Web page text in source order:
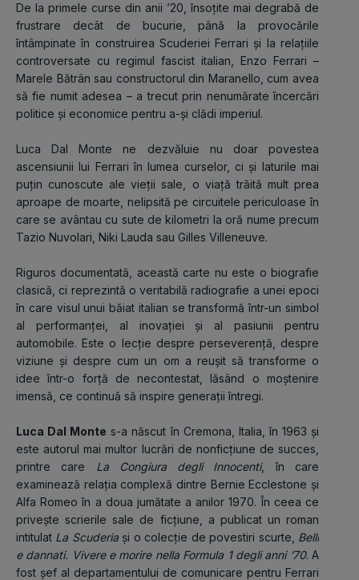
De la primele curse din anii ʼ20, însoțite mai degrabă de
frustrare decât de bucurie, până la provocările
întâmpinate în construirea Scuderiei Ferrari și la relațiile
controversate cu regimul fascist italian, Enzo Ferrari –
Marele Bătrân sau constructorul din Maranello, cum avea
să fie numit adesea – a trecut prin nenumărate încercări
politice și economice pentru a-și clădi imperiul.
Luca Dal Monte ne dezvăluie nu doar povestea
ascensiunii lui Ferrari în lumea curselor, ci și laturile mai
puțin cunoscute ale vieții sale, o viață trăită mult prea
aproape de moarte, nelipsită pe circuitele periculoase în
care se avântau cu sute de kilometri la oră nume precum
Tazio Nuvolari, Niki Lauda sau Gilles Villeneuve.
Riguros documentată, această carte nu este o biografie
clasică, ci reprezintă o veritabilă radiografie a unei epoci
în care visul unui băiat italian se transformă într-un simbol
al performanței, al inovației și al pasiunii pentru
automobile. Este o lecție despre perseverență, despre
viziune și despre cum un om a reușit să transforme o
idee într-o forță de necontestat, lăsând o moștenire
imensă, ce continuă să inspire generații întregi.
Luca Dal Monte s-a născut în Cremona, Italia, în 1963 și
este autorul mai multor lucrări de nonficțiune de succes,
printre care La Congiura degli Innocenti, în care
examinează relația complexă dintre Bernie Ecclestone și
Alfa Romeo în a doua jumătate a anilor 1970. În ceea ce
privește scrierile sale de ficțiune, a publicat un roman
intitulat La Scuderia și o colecție de povestiri scurte, Belli
e dannati. Vivere e morire nella Formula 1 degli anni ʼ70. A
fost șef al departamentului de comunicare pentru Ferrari